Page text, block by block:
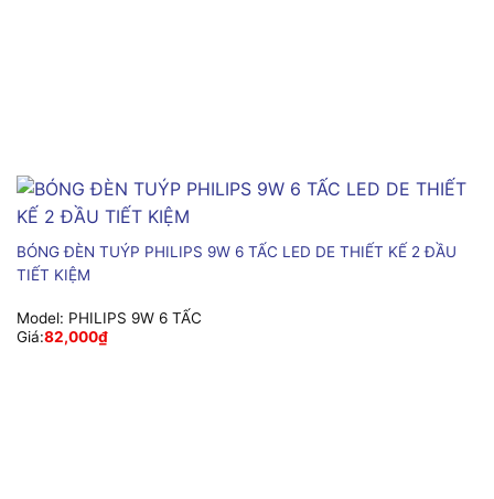
BÓNG ĐÈN TUÝP PHILIPS 9W 6 TẤC LED DE THIẾT KẾ 2 ĐẦU
TIẾT KIỆM
Model: PHILIPS 9W 6 TẤC
Giá:82,000₫